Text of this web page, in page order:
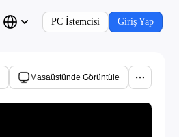
PC İstemcisi Giriş Yap
Masaüstünde Görüntüle